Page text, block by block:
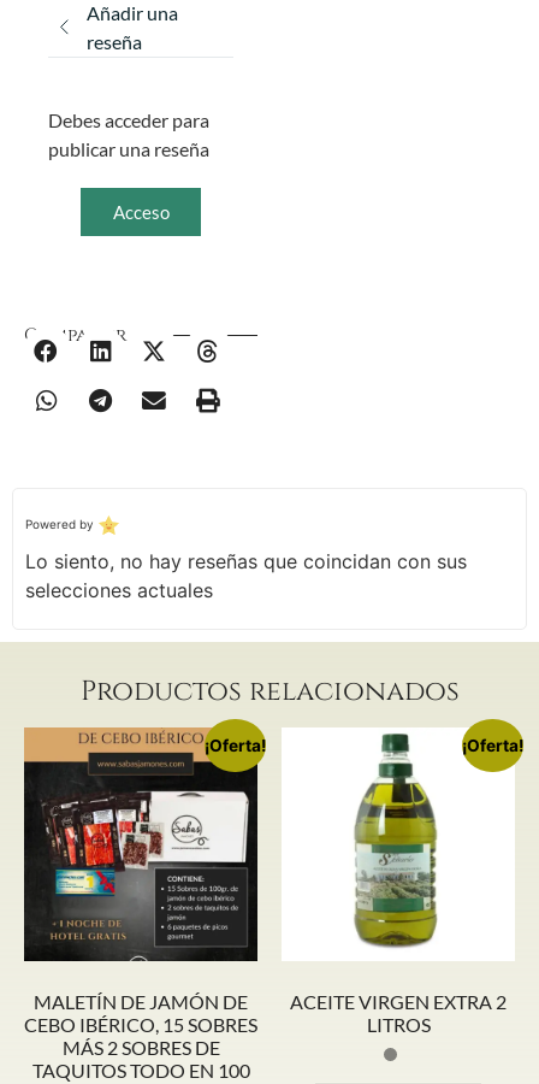
Añadir una
reseña
Debes acceder para
publicar una reseña
Acceso
Compartir
Powered by
Lo siento, no hay reseñas que coincidan con sus
selecciones actuales
Productos relacionados
¡Oferta!
MALETÍN DE JAMÓN DE
CEBO IBÉRICO, 15 SOBRES
MÁS 2 SOBRES DE
TAQUITOS TODO EN 100
¡Oferta!
ACEITE VIRGEN EXTRA 2
LITROS